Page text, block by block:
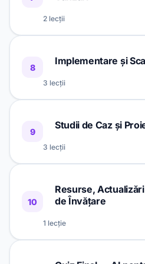
Integrarea Datelor și
Data Governance și
Ecosistemul CRM
2 lecții
pentru Vânzări
2
EU AI Act, GDPR și
8
Implementare și
3 lecții
— Roadmap și KPIs
2
Managementul
3
Scalarea și
Vânzărilor cu AI
9
Studii de Caz și
3 lecții
de Vânzări B2B cu AI
Studiu de Caz: CRM
Proiect Practic:
10
Resurse,
de Învățare
1 lecție